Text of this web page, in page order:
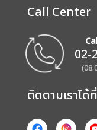
Call Center
02-
ติดตามเราได้ที่